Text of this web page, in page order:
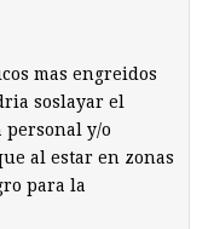
mas engreidos
soslayar el
personal y/o
al estar en zonas
para la